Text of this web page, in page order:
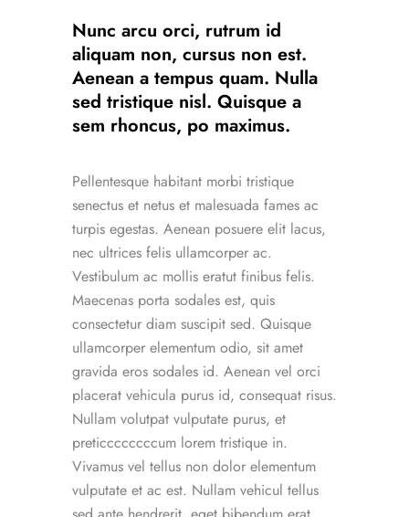
Nunc arcu orci, rutrum id
aliquam non, cursus non est.
Aenean a tempus quam. Nulla
sed tristique nisl. Quisque a
sem rhoncus, po maximus.
Pellentesque habitant morbi tristique
senectus et netus et malesuada fames ac
turpis egestas. Aenean posuere elit lacus,
nec ultrices felis ullamcorper ac.
Vestibulum ac mollis eratut finibus felis.
Maecenas porta sodales est, quis
consectetur diam suscipit sed. Quisque
ullamcorper elementum odio, sit amet
gravida eros sodales id. Aenean vel orci
placerat vehicula purus id, consequat risus.
Nullam volutpat vulputate purus, et
preticcccccccum lorem tristique in.
Vivamus vel tellus non dolor elementum
vulputate et ac est. Nullam vehicul tellus